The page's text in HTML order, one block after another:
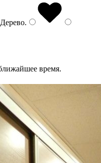
Дерево.
время.